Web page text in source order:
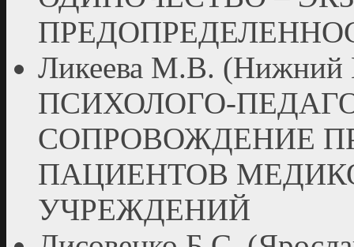
Ликеева М.В.
ПСИХОЛОГО-
СОПРОВОЖДЕНИЕ
ПАЦИЕНТОВ
УЧРЕЖДЕНИЙ